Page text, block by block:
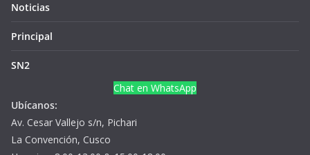
Noticias
Principal
SN2
Chat en WhatsApp
Ubícanos:
Av. Cesar Vallejo s/n, Pichari
La Convención, Cusco